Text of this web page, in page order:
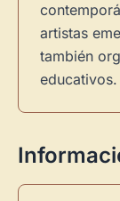
artistas
también
educativos.